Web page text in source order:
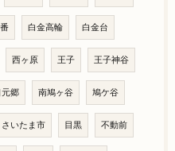
白金高輪 白金台
西ヶ原 王子 王子神谷
元郷 南鳩ヶ谷 鳩ケ谷
さいたま市 目黒 不動前